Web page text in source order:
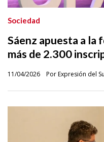
Sáenz apuesta a la
más de 2.300
Por Expresión del
Sociedad
11/04/2026